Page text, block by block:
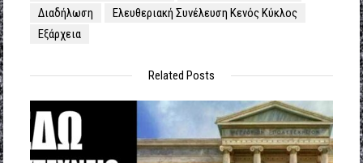
Διαδήλωση
Ελευθεριακή Συνέλευση Κενός Κύκλος
Εξάρχεια
Related Posts